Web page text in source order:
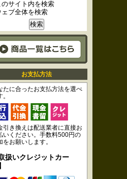
のサイト内を検索
ェブ全体を検索
お支払方法
たに合ったお支払方法を選べ
。
引き換えは配送業者に直接お
いください。手数料500円の
をお願いします。
取扱いクレジットカー